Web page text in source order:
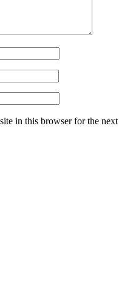
in this browser for the next